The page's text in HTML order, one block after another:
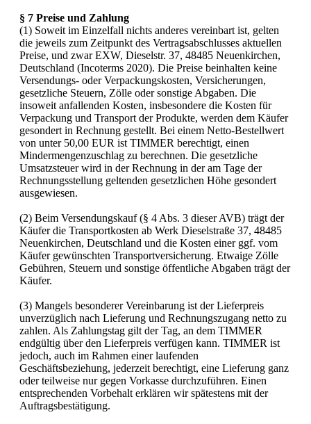
§ 7 Preise und Zahlung
(1) Soweit im Einzelfall nichts anderes vereinbart ist, gelten
die jeweils zum Zeitpunkt des Vertragsabschlusses aktuellen
Preise, und zwar EXW, Dieselstr. 37, 48485 Neuenkirchen,
Deutschland (Incoterms 2020). Die Preise beinhalten keine
Versendungs- oder Verpackungskosten, Versicherungen,
gesetzliche Steuern, Zölle oder sonstige Abgaben. Die
insoweit anfallenden Kosten, insbesondere die Kosten für
Verpackung und Transport der Produkte, werden dem Käufer
gesondert in Rechnung gestellt. Bei einem Netto-Bestellwert
von unter 50,00 EUR ist TIMMER berechtigt, einen
Mindermengenzuschlag zu berechnen. Die gesetzliche
Umsatzsteuer wird in der Rechnung in der am Tage der
Rechnungsstellung geltenden gesetzlichen Höhe gesondert
ausgewiesen.
(2) Beim Versendungskauf (§ 4 Abs. 3 dieser AVB) trägt der
Käufer die Transportkosten ab Werk Dieselstraße 37, 48485
Neuenkirchen, Deutschland und die Kosten einer ggf. vom
Käufer gewünschten Transportversicherung. Etwaige Zölle
Gebühren, Steuern und sonstige öffentliche Abgaben trägt der
Käufer.
(3) Mangels besonderer Vereinbarung ist der Lieferpreis
unverzüglich nach Lieferung und Rechnungszugang netto zu
zahlen. Als Zahlungstag gilt der Tag, an dem TIMMER
endgültig über den Lieferpreis verfügen kann. TIMMER ist
jedoch, auch im Rahmen einer laufenden
Geschäftsbeziehung, jederzeit berechtigt, eine Lieferung ganz
oder teilweise nur gegen Vorkasse durchzuführen. Einen
entsprechenden Vorbehalt erklären wir spätestens mit der
Auftragsbestätigung.